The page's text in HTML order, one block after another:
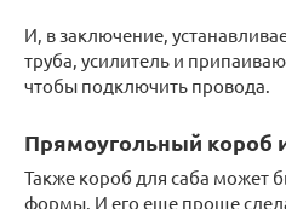
И, в заключение,
труба, усилитель и
чтобы подключить провода.
Прямоугольный короб
Также короб для саба может
формы. И его еще проще